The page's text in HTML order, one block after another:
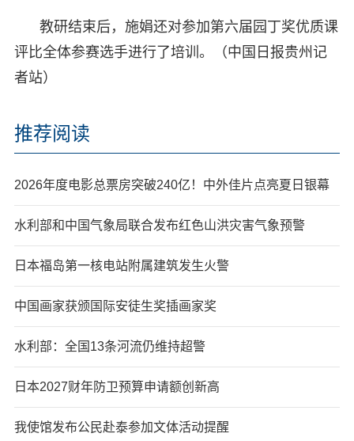
教研结束后，施娟还对参加第六届园丁奖优质课
评比全体参赛选手进行了培训。（中国日报贵州记
者站）
推荐阅读
2026年度电影总票房突破240亿！中外佳片点亮夏日银幕
水利部和中国气象局联合发布红色山洪灾害气象预警
日本福岛第一核电站附属建筑发生火警
中国画家获颁国际安徒生奖插画家奖
水利部：全国13条河流仍维持超警
日本2027财年防卫预算申请额创新高
我使馆发布公民赴泰参加文体活动提醒